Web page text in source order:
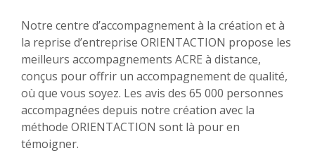
Notre centre d’accompagnement à la création et à
la reprise d’entreprise ORIENTACTION propose les
meilleurs accompagnements ACRE à distance,
conçus pour offrir un accompagnement de qualité,
où que vous soyez. Les avis des 65 000 personnes
accompagnées depuis notre création avec la
méthode ORIENTACTION sont là pour en
témoigner.